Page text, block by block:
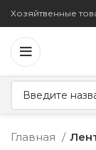
Хозяйтвенные
Главная